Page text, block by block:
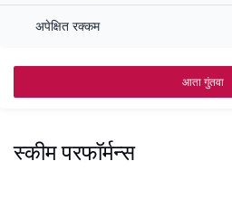
अपेक्षित रक्कम
आता गुंतवा
स्कीम परफॉर्मन्स